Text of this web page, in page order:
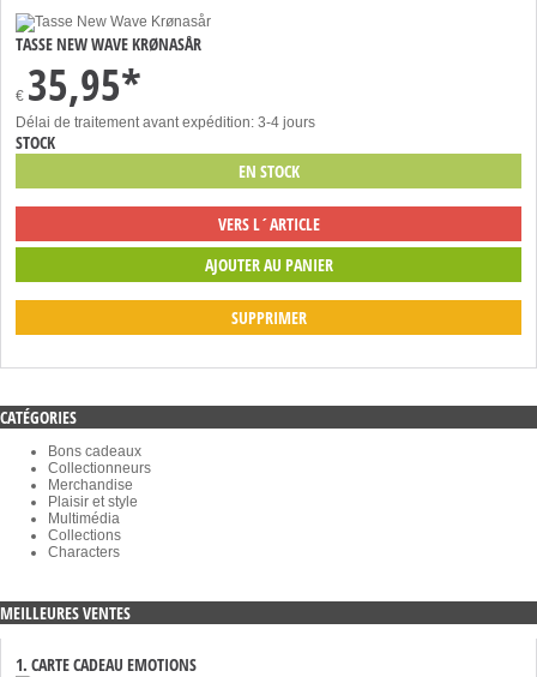
TASSE NEW WAVE KRØNASÅR
€ 35,95*
Délai de traitement avant expédition: 3-4 jours
STOCK
EN STOCK
VERS L´ARTICLE
SUPPRIMER
CATÉGORIES
Bons cadeaux
Collectionneurs
Merchandise
Plaisir et style
Multimédia
Collections
Characters
MEILLEURES VENTES
1. CARTE CADEAU EMOTIONS